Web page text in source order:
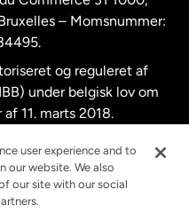
– Momsnummer:
og reguleret af
under belgisk lov om
11. marts 2018.
user experience and to
our website. We also
our site with our social